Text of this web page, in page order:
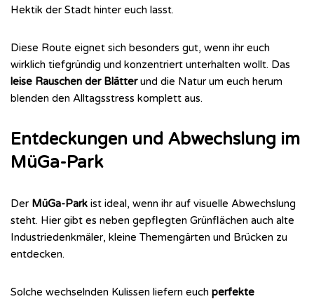
Hektik der Stadt hinter euch lasst.
Diese Route eignet sich besonders gut, wenn ihr euch
wirklich tiefgründig und konzentriert unterhalten wollt. Das
leise Rauschen der Blätterund die Natur um euch herum
blenden den Alltagsstress komplett aus.
Entdeckungen und Abwechslung im
MüGa-Park
Der MüGa-Park ist ideal, wenn ihr auf visuelle Abwechslung
steht. Hier gibt es neben gepflegten Grünflächen auch alte
Industriedenkmäler, kleine Themengärten und Brücken zu
entdecken.
Solche wechselnden Kulissen liefern euch perfekte